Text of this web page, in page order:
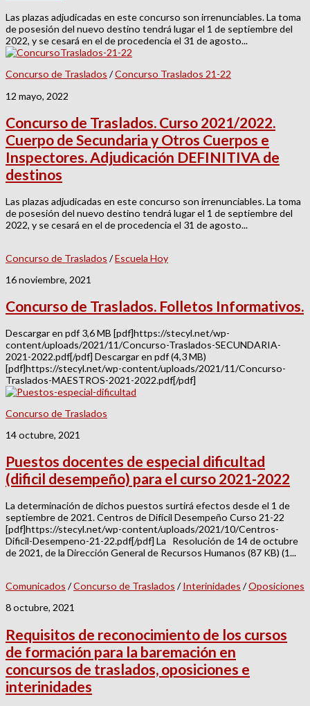
Las plazas adjudicadas en este concurso son irrenunciables. La toma
de posesión del nuevo destino tendrá lugar el 1 de septiembre del
2022, y se cesará en el de procedencia el 31 de agosto...
Concurso de Traslados /Concurso Traslados 21-22
12 mayo, 2022
Concurso de Traslados. Curso 2021/2022.
Cuerpo de Secundaria y Otros Cuerpos e
Inspectores. Adjudicación DEFINITIVA de
destinos
Las plazas adjudicadas en este concurso son irrenunciables. La toma
de posesión del nuevo destino tendrá lugar el 1 de septiembre del
2022, y se cesará en el de procedencia el 31 de agosto...
Concurso de Traslados /Escuela Hoy
16 noviembre, 2021
Concurso de Traslados. Folletos Informativos.
Descargar en pdf 3,6 MB [pdf]https://stecyl.net/wp-
content/uploads/2021/11/Concurso-Traslados-SECUNDARIA-
2021-2022.pdf[/pdf] Descargar en pdf (4,3 MB)
[pdf]https://stecyl.net/wp-content/uploads/2021/11/Concurso-
Traslados-MAESTROS-2021-2022.pdf[/pdf]
Concurso de Traslados
14 octubre, 2021
Puestos docentes de especial dificultad
(dificil desempeño) para el curso 2021-2022
La determinación de dichos puestos surtirá efectos desde el 1 de
septiembre de 2021. Centros de Difícil Desempeño Curso 21-22
[pdf]https://stecyl.net/wp-content/uploads/2021/10/Centros-
Dificil-Desempeno-21-22.pdf[/pdf] La Resolución de 14 de octubre
de 2021, de la Dirección General de Recursos Humanos (87 KB) (1...
Comunicados /Concurso de Traslados /Interinidades /Oposiciones
8 octubre, 2021
Requisitos de reconocimiento de los cursos
de formación para la baremación en
concursos de traslados, oposiciones e
interinidades